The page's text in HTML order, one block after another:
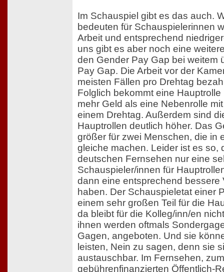
Im Schauspiel gibt es das auch.
bedeuten für Schauspielerinnen
Arbeit und entsprechend
uns gibt es aber noch eine
den Gender Pay Gap bei weitem
Pay Gap. Die Arbeit vor der
meisten Fällen pro Drehtag
Folglich bekommt eine
mehr Geld als eine Nebenrolle
einem Drehtag. Außerdem sind
Hauptrollen deutlich höher. Das
größer für zwei Menschen, die in
gleiche machen. Leider ist es so,
deutschen Fernsehen nur eine
Schauspieler/innen für
dann eine entsprechend bessere
haben. Der Schauspieletat einer
einem sehr großen Teil für die
da bleibt für die Kolleg/inn/en
ihnen werden oftmals
Gagen, angeboten. Und sie
leisten, Nein zu sagen, denn sie
austauschbar. Im Fernsehen,
gebührenfinanzierten Öffentlich-